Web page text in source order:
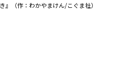
』（作：わかやまけん/こぐま社）